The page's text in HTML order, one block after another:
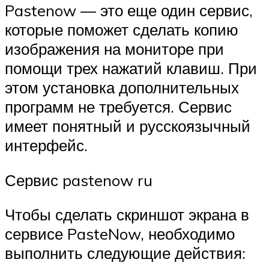
Pastenow — это еще один сервис,
которые поможет сделать копию
изображения на мониторе при
помощи трех нажатий клавиш. При
этом установка дополнительных
программ не требуется. Сервис
имеет понятный и русскоязычный
интерфейс.
Сервис pastenow ru
Чтобы сделать скриншот экрана в
сервисе PasteNow, необходимо
выполнить следующие действия: